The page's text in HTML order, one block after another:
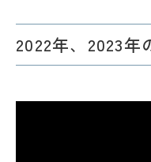
2022年、2023年